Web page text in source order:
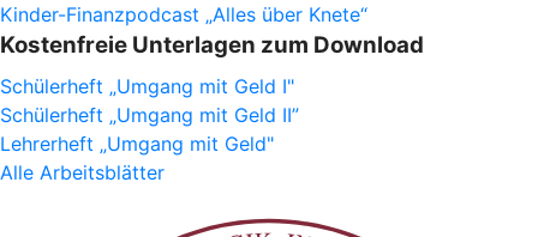
Kinder-Finanzpodcast „Alles über Knete“
Kostenfreie Unterlagen zum Download
Schülerheft „Umgang mit Geld I"
Schülerheft „Umgang mit Geld II”
Lehrerheft „Umgang mit Geld"
Alle Arbeitsblätter